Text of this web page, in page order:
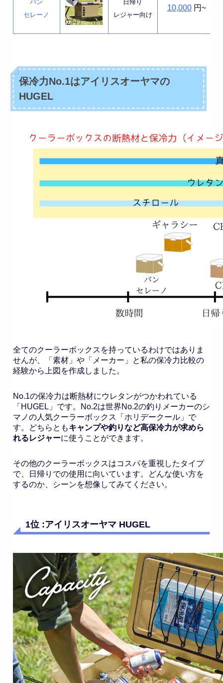
バン
セレーノ
日帰り
レジャー向け
10,000円~
保冷力No.1はアイリスオーヤマの
HUGEL
全てのクーラーボックスを持っているわけではありま
せんが、「素材」や「メーカー」と私の保冷力比較の
経験から上図を作成しました。
No.1の保冷力は断熱材にウレタンがつかわれている
「HUGEL」です。No.2は世界No.2の釣りメーカーのシ
マノの人気クーラーボックス「ホリデークール」で
す。どちらともキャンプや釣りなど高保冷力が求めら
れるレジャーに使うことができます。
その他のクーラーボックスはコスパを重視したタイプ
で、日帰りでの使用に向いています。どんな使い方を
するのか、シーンを想像してみてください。
1位 :アイリスオーヤマ HUGEL